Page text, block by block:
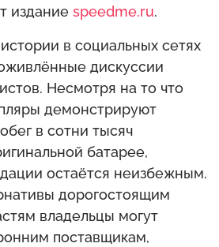
издание speedme.ru.
в социальных сетях
дискуссии
Несмотря на то что
демонстрируют
в сотни тысяч
батарее,
остаётся неизбежным.
дорогостоящим
владельцы могут
поставщикам,